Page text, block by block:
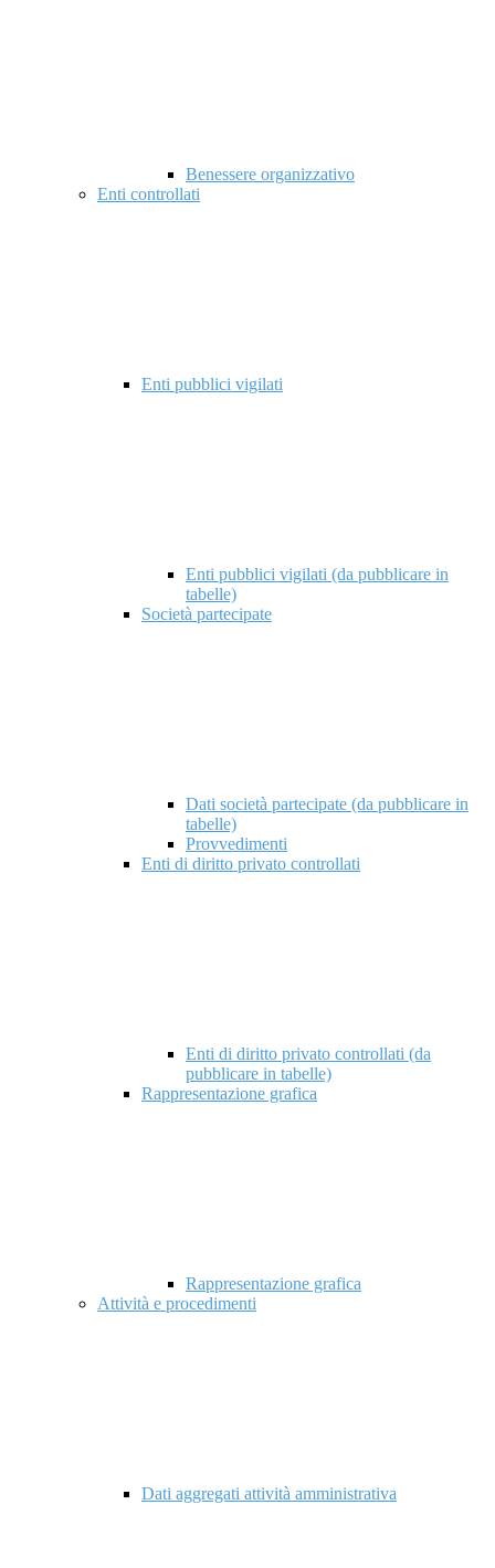
Benessere organizzativo
Enti controllati
Enti pubblici vigilati
Enti pubblici vigilati (da pubblicare in
tabelle)
Società partecipate
Dati società partecipate (da pubblicare in
tabelle)
Provvedimenti
Enti di diritto privato controllati
Enti di diritto privato controllati (da
pubblicare in tabelle)
Rappresentazione grafica
Rappresentazione grafica
Attività e procedimenti
Dati aggregati attività amministrativa